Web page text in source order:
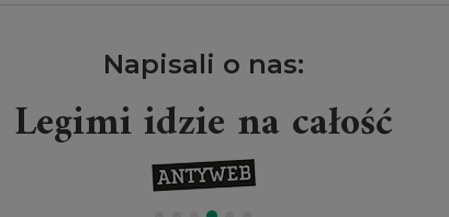
Napisali o nas:
Legimi idzie na całość